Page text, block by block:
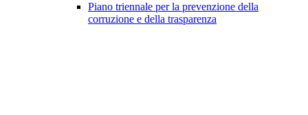
Piano triennale per la prevenzione della
corruzione e della trasparenza